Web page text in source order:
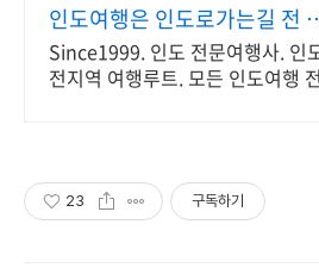
인도여행은 인도로가는길 전
정 한국인 인솔자 동행
Since1999. 인도 전문여행사. 인
전지역 여행루트. 모든 인도여행 전
23 구독하기